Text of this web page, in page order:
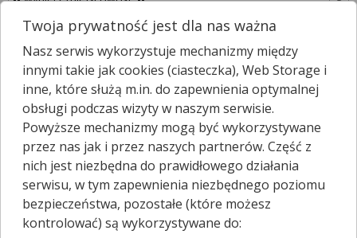
Sprawdź, które apteki w Krośniewicach posiadają
Twój lek i zarezerwuj go już teraz!
Wpisz nazwę leku
W Krośniewicach są 3apteki.
Wybierz typ aptek
Twoja prywatność jest dla nas ważna
Nasz serwis wykorzystuje mechanizmy między
innymi takie jak cookies (ciasteczka), Web Storage i
inne, które służą m.in. do zapewnienia optymalnej
obsługi podczas wizyty w naszym serwisie.
Powyższe mechanizmy mogą być wykorzystywane
przez nas jak i przez naszych partnerów. Część z
nich jest niezbędna do prawidłowego działania
serwisu, w tym zapewnienia niezbędnego poziomu
bezpieczeństwa, pozostałe (które możesz
kontrolować) są wykorzystywane do: